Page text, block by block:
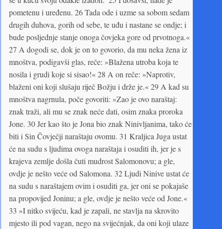
pometenu i uređenu. 26 Tada ode i uzme sa sobom sedam
drugih duhova, gorih od sebe, te uđu i nastane se ondje; i
bude posljednje stanje onoga čovjeka gore od prvotnoga.«
27 A dogodi se, dok je on to govorio, da mu neka žena iz
mnoštva, podigavši glas, reče: »Blažena utroba koja te
nosila i grudi koje si sisao!« 28 A on reče: »Naprotiv,
blaženi oni koji slušaju riječ Božju i drže je.« 29 A kad su
mnoštva nagrnula, poče govoriti: »Zao je ovo naraštaj:
znak traži, ali mu se znak neće dati, osim znaka proroka
Jone. 30 Jer kao što je Jona bio znak Ninivljanima, tako će
biti i Sin Čovječji naraštaju ovomu. 31 Kraljica Juga ustat
će na sudu s ljudima ovoga naraštaja i osuditi ih, jer je s
krajeva zemlje došla čuti mudrost Salomonovu; a gle,
ovdje je nešto veće od Salomona. 32 Ljudi Ninive ustat će
na sudu s naraštajem ovim i osuditi ga, jer oni se pokajaše
na propovijed Joninu; a gle, ovdje je nešto veće od Jone.«
33 »I nitko svijeću, kad je zapali, ne stavlja na skrovito
mjesto ili pod vagan, nego na svijećnjak, da oni koji ulaze